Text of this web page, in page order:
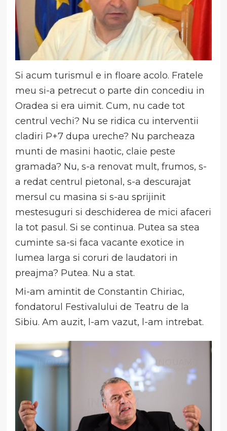
Si acum turismul e in floare acolo. Fratele
meu si-a petrecut o parte din concediu in
Oradea si era uimit. Cum, nu cade tot
centrul vechi? Nu se ridica cu interventii
cladiri P+7 dupa ureche? Nu parcheaza
munti de masini haotic, claie peste
gramada? Nu, s-a renovat mult, frumos, s-
a redat centrul pietonal, s-a descurajat
mersul cu masina si s-au sprijinit
mestesuguri si deschiderea de mici afaceri
la tot pasul. Si se continua. Putea sa stea
cuminte sa-si faca vacante exotice in
lumea larga si coruri de laudatori in
preajma? Putea. Nu a stat.
Mi-am amintit de Constantin Chiriac,
fondatorul Festivalului de Teatru de la
Sibiu. Am auzit, l-am vazut, l-am intrebat.